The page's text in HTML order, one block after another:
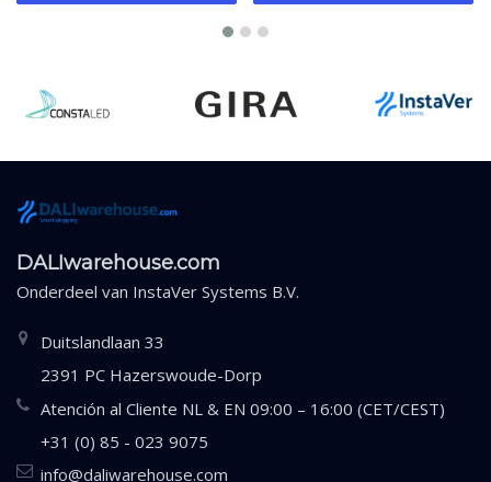
DALIwarehouse.com
Onderdeel van InstaVer Systems B.V.
Duitslandlaan 33
2391 PC Hazerswoude-Dorp
Atención al Cliente NL & EN 09:00 – 16:00 (CET/CEST)
+31 (0) 85 - 023 9075
info@daliwarehouse.com